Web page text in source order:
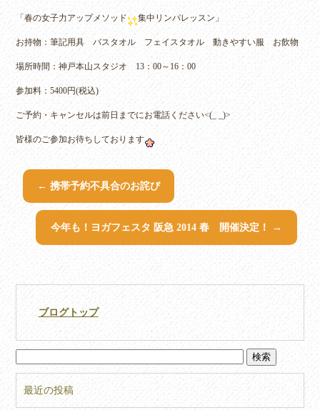
「春の女子力アップメソッド 集中リンパレッスン」
お持物：筆記用具 バスタオル フェイスタオル 動きやすい服 お飲物
場所時間：神戸本山スタジオ 13：00～16：00
参加料：5400円(税込)
ご予約・キャンセルは前日までにお電話ください<(_ _)>
皆様のご参加お待ちしております
← 携帯予約不具合のお詫び
今年も！ヨガフェスタ 阪急 2014 春 開催決定！ →
ブログトップ
最近の投稿